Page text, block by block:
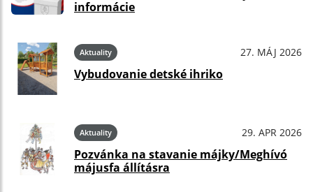
informácie
Aktuality 27. MÁJ 2026
Vybudovanie detské ihriko
Aktuality 29. APR 2026
Pozvánka na stavanie májky/Meghívó
májusfa állításra